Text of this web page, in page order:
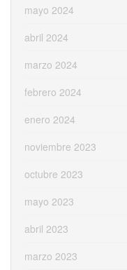
mayo 2024
abril 2024
marzo 2024
febrero 2024
enero 2024
noviembre 2023
octubre 2023
mayo 2023
abril 2023
marzo 2023